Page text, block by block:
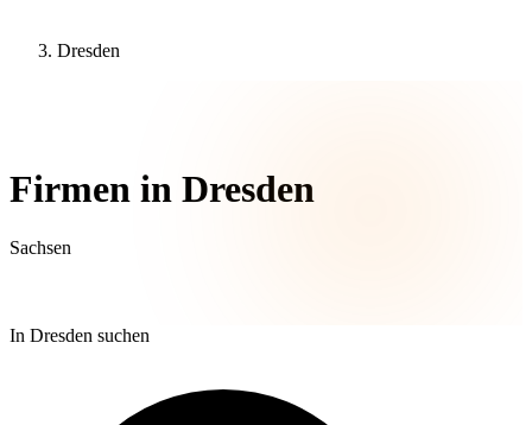
Dresden
Firmen in Dresden
Sachsen
In Dresden suchen